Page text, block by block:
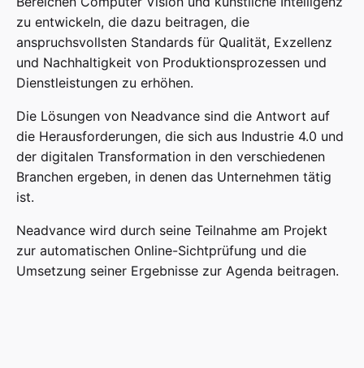
zu entwickeln, die dazu beitragen, die
anspruchsvollsten Standards für Qualität, Exzellenz
und Nachhaltigkeit von Produktionsprozessen und
Dienstleistungen zu erhöhen.
Die Lösungen von Neadvance sind die Antwort auf
die Herausforderungen, die sich aus Industrie 4.0 und
der digitalen Transformation in den verschiedenen
Branchen ergeben, in denen das Unternehmen tätig
ist.
Neadvance wird durch seine Teilnahme am Projekt
zur automatischen Online-Sichtprüfung und die
Umsetzung seiner Ergebnisse zur Agenda beitragen.